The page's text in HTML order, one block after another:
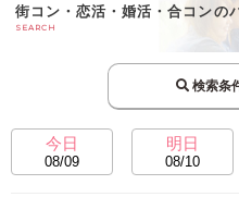
街コン・恋活・婚活・合コンの
SEARCH
検索条
今日
08/09
明日
08/10